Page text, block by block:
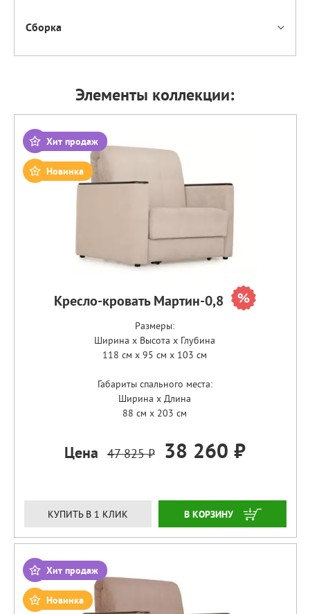
Сборка
Элементы коллекции:
Хит продаж
Новинка
Кресло-кровать Мартин-0,8
Размеры:
Ширина x Высота x Глубина
118 см x 95 см x 103 см
Габариты спального места:
Ширина x Длина
88 см x 203 см
Цена 47 825 ₽ 38 260 ₽
КУПИТЬ В 1 КЛИК ЗАКАЗАТЬ
Хит продаж
Новинка